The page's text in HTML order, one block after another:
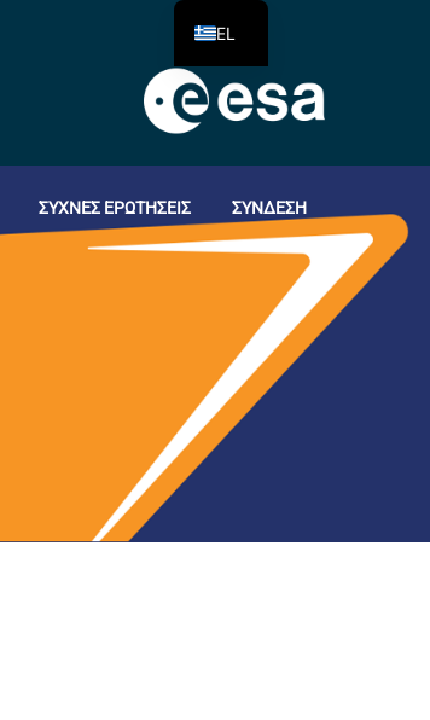
ΣΥΧΝΈΣ ΕΡΩΤΉΣΕΙΣ ΣΎΝΔΕΣΗ
EL